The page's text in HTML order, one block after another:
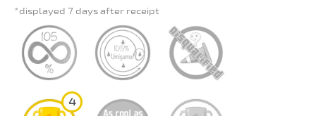
*displayed 7 days after receipt
4